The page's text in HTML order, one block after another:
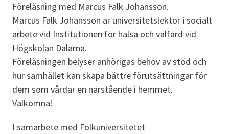
Föreläsning med Marcus Falk Johansson.
Marcus Falk Johansson är universitetslektor i socialt
arbete vid Institutionen för hälsa och välfärd vid
Högskolan Dalarna.
Föreläsningen belyser anhörigas behov av stöd och
hur samhället kan skapa bättre förutsättningar för
dem som vårdar en närstående i hemmet.
Välkomna!
I samarbete med Folkuniversitetet